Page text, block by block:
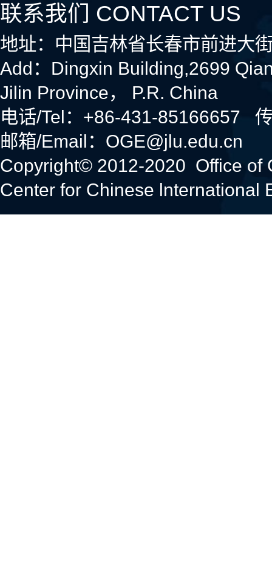
联系我们 CONTACT US
地址：中国吉林省长春市前进
Add：Dingxin Building,2699
Jilin Province， P.R. China
电话/Tel：+86-431-85166657
邮箱/Email：OGE@jlu.edu.cn
Copyright© 2012-2020 Office of
Center for Chinese lnternational